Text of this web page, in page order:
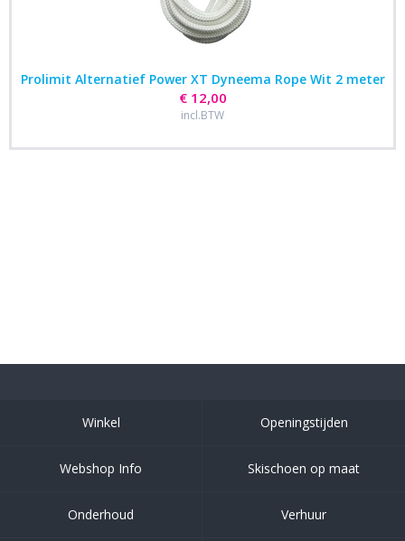
Prolimit Alternatief Power XT Dyneema Rope Wit 2 meter
€ 12,00
incl.BTW
Winkel Openingstijden
Webshop Info Skischoen op maat
Onderhoud Verhuur